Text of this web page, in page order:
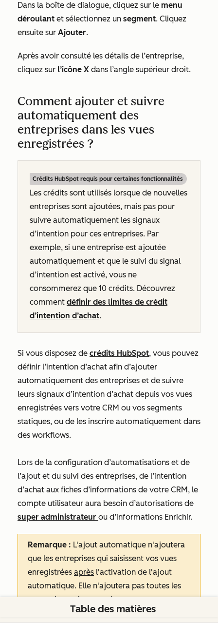
Dans la boîte de dialogue, cliquez sur le menu
déroulant et sélectionnez un segment. Cliquez
ensuite sur Ajouter.
Après avoir consulté les détails de l’entreprise,
cliquez sur l’icône X dans l’angle supérieur droit.
Comment ajouter et suivre
automatiquement des
entreprises dans les vues
enregistrées ?
Crédits HubSpot requis pour certaines fonctionnalités
Les crédits sont utilisés lorsque de nouvelles
entreprises sont ajoutées, mais pas pour
suivre automatiquement les signaux
d’intention pour ces entreprises. Par
exemple, si une entreprise est ajoutée
automatiquement et que le suivi du signal
d’intention est activé, vous ne
consommerez que 10 crédits. Découvrez
comment définir des limites de crédit
d’intention d’achat.
Si vous disposez de crédits HubSpot, vous pouvez
définir l’intention d’achat afin d’ajouter
automatiquement des entreprises et de suivre
leurs signaux d’intention d’achat depuis vos vues
enregistrées vers votre CRM ou vos segments
statiques, ou de les inscrire automatiquement dans
des workflows.
Lors de la configuration d’automatisations et de
l’ajout et du suivi des entreprises, de l’intention
d’achat aux fiches d’informations de votre CRM, le
compte utilisateur aura besoin d’autorisations de
super administrateur ou d’informations Enrichir.
Remarque : L'ajout automatique n'ajoutera
que les entreprises qui saisissent vos vues
enregistrées après l'activation de l'ajout
automatique. Elle n'ajoutera pas toutes les
entreprises existantes dans vos vues
enregistrées.Table des matières